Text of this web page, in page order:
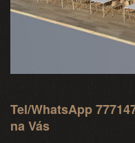
Tel/WhatsApp
na Vás